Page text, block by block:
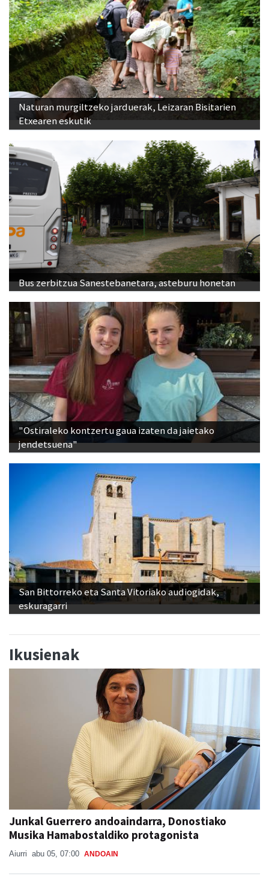
Naturan murgiltzeko jarduerak, Leizaran Bisitarien
Etxearen eskutik
Bus zerbitzua Sanestebanetara, asteburu honetan
"Ostiraleko kontzertu gaua izaten da jaietako
jendetsuena"
San Bittorreko eta Santa Vitoriako audiogidak,
eskuragarri
Ikusienak
Junkal Guerrero andoaindarra, Donostiako
Musika Hamabostaldiko protagonista
Aiurri abu 05, 07:00 ANDOAIN